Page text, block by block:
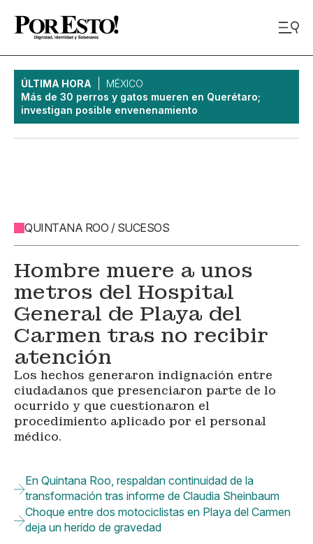
ÚLTIMA HORA
MÉXICO
Más de 30 perros y gatos mueren en Querétaro;
investigan posible envenenamiento
QUINTANA ROO / SUCESOS
Hombre muere a unos
metros del Hospital
General de Playa del
Carmen tras no recibir
atención
Los hechos generaron indignación entre
ciudadanos que presenciaron parte de lo
ocurrido y que cuestionaron el
procedimiento aplicado por el personal
médico.
En Quintana Roo, respaldan continuidad de la
transformación tras informe de Claudia Sheinbaum
Choque entre dos motociclistas en Playa del Carmen
deja un herido de gravedad